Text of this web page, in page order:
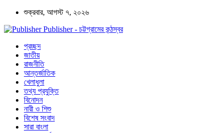
শুক্রবার, আগস্ট ৭, ২০২৬
Publisher - চট্টগ্রামের কন্ঠস্বর
প্রচ্ছদ
জাতীয়
রাজনীতি
আন্তর্জাতিক
খেলাধুলা
তথ্য প্রযুক্তি
বিনোদন
নারী ও শিশু
বিশেষ সংবাদ
সারা বাংলা